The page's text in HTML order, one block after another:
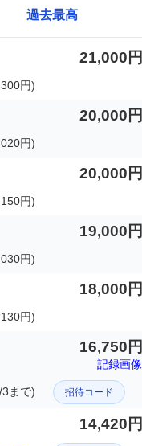
過去最高
21,000円
円)
20,000円
円)
20,000円
円)
19,000円
円)
18,000円
円)
16,750円
記録画像
まで) 招待コード
14,420円